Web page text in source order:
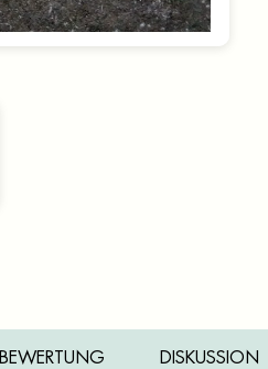
BEWERTUNG DISKUSSION